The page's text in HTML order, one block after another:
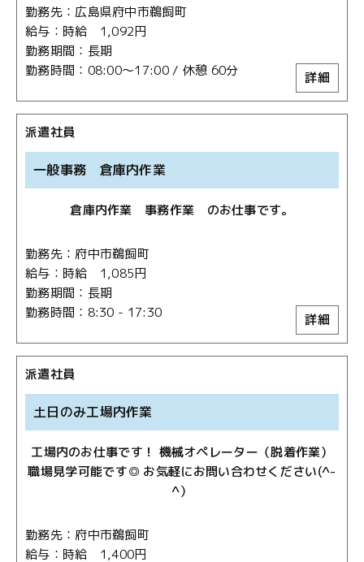
勤務先
広島県府中市鵜飼町
給与
時給 1,092円
勤務期間
長期
勤務時間
08:00～17:00 / 休憩 60分 詳細
派遣社員
一般事務 倉庫内作業
倉庫内作業 事務作業 のお仕事です。
勤務先
府中市鵜飼町
給与
時給 1,085円
勤務期間
長期
勤務時間
8:30 - 17:30 詳細
派遣社員
土日のみ工場内作業
工場内のお仕事です！ 機械オペレーター（脱着作業）
職場見学可能です◎ お気軽にお問い合わせください(^-
^）
勤務先
府中市鵜飼町
給与
時給 1,400円